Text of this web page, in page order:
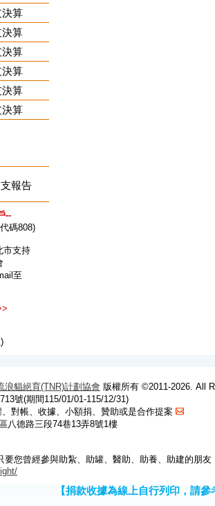
決算
決算
決算
決算
決算
決算
報告
--
碼808)
市支持
至
浪貓絕育(TNR)計劃協會 版權所有 ©2011-2026. All
號(期間115/01/01-115/12/31)
對帳、收據、小額捐、贊助或是合作提案
八德路三段74巷13弄8號1樓
要您曾經參與助紮、助罐、醫助、助養、助建的朋
【捐款收據為線上自行列印，請參